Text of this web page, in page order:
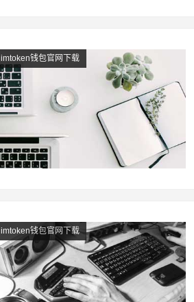
imtoken钱包官网下载
imtoken钱包官网下载